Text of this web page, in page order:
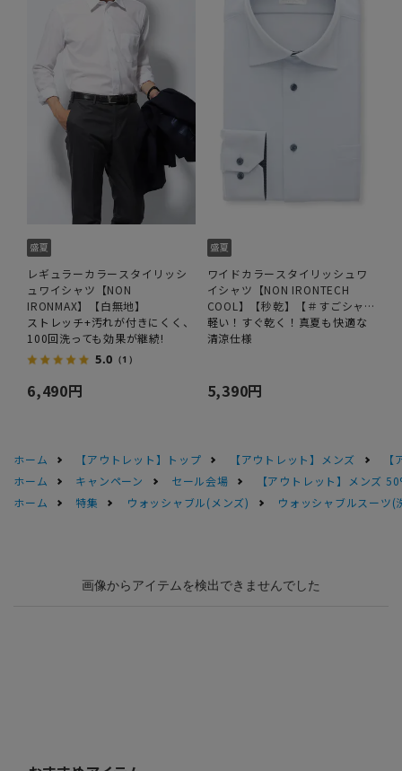
レギュラーカラースタイリッシ
ュワイシャツ【NON
IRONMAX】【白無地】
ストレッチ+汚れが付きにくく、
100回洗っても効果が継続!
5.0 （1）
6,490円
ワイドカラースタイリッシュワ
イシャツ【NON IRONTECH
COOL】【秒乾】【＃すごシャ
ツ】
軽い！すぐ乾く！真夏も快適な
清涼仕様
5,390円
ホーム 【アウトレット】トップ 【アウトレット】メンズ
ホーム
キャンペーン セール会場
【アウトレット】メンズ
ホーム
特集 ウォッシャブル(メンズ) ウォッシャブルスーツ(